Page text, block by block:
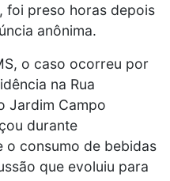
foi preso horas depois
anônima.
o caso ocorreu por
na Rua
Jardim Campo
durante
o consumo de bebidas
que evoluiu para